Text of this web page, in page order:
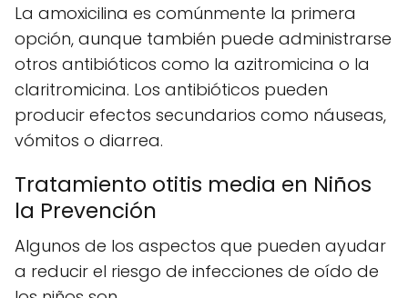
La amoxicilina es comúnmente la primera
opción, aunque también puede administrarse
otros antibióticos como la azitromicina o la
claritromicina. Los antibióticos pueden
producir efectos secundarios como náuseas,
vómitos o diarrea.
Tratamiento otitis media en Niños
la Prevención
Algunos de los aspectos que pueden ayudar
a reducir el riesgo de infecciones de oído de